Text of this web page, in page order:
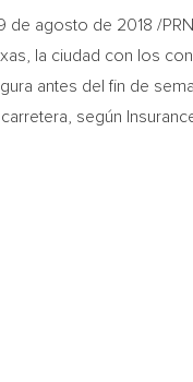
de agosto de 2018 /
, la ciudad con los
antes del fin de
según